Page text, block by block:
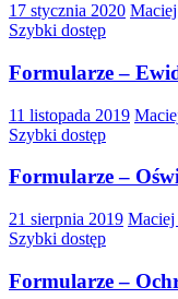
17 stycznia 2020 Maciej
Szybki dostęp
Formularze –
11 listopada 2019
Szybki dostęp
Formularze –
21 sierpnia 2019 Maciej
Szybki dostęp
Formularze –